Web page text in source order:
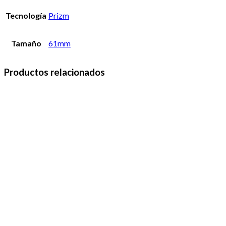
Tecnología Prizm
Tamaño 61mm
Productos relacionados